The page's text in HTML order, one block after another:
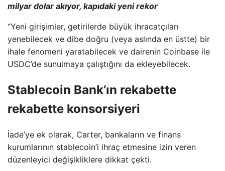
milyar dolar akıyor, kapıdaki yeni rekor
“Yeni girişimler, getirilerde büyük ihracatçıları
yenebilecek ve dibe doğru (veya aslında en üstte) bir
ihale fenomeni yaratabilecek ve dairenin Coinbase ile
USDC’de sunulmaya çalıştığını da ekleyebilecek.
Stablecoin Bank’ın rekabette
rekabette konsorsiyeri
İade’ye ek olarak, Carter, bankaların ve finans
kurumlarının stablecoin’i ihraç etmesine izin veren
düzenleyici değişikliklere dikkat çekti.